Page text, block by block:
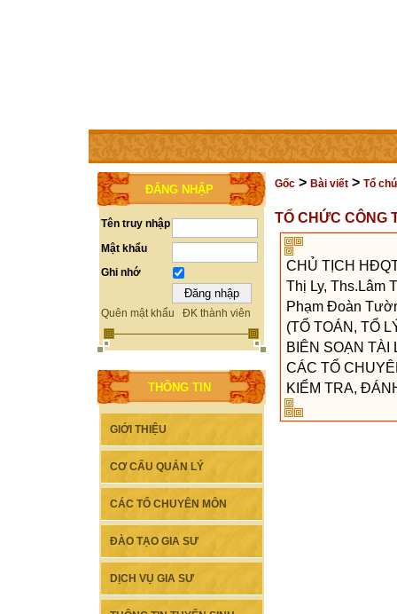
TRANG CHỦ THÀNH VIÊN TRỢ GIÚP LIÊN HỆ
ĐĂNG NHẬP
Tên truy nhập
Mật khẩu
Ghi nhớ
Quên mật khẩu ĐK thành viên
THÔNG TIN
GIỚI THIỆU
CƠ CẤU QUẢN LÝ
CÁC TỔ CHUYÊN MÔN
ĐÀO TẠO GIA SƯ
DỊCH VỤ GIA SƯ
Gốc > Bài viết > Tổ
TỔ CHỨC CÔNG
CHỦ TỊCH
Thị Ly, Ths.Lâm
Phạm Đoàn
(TỔ TOÁN, TỔ
BIÊN SOẠN TÀI
CÁC TỔ
KIỂM TRA,